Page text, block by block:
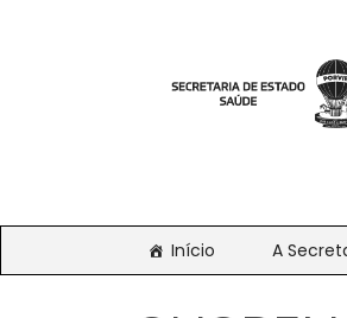
Início A